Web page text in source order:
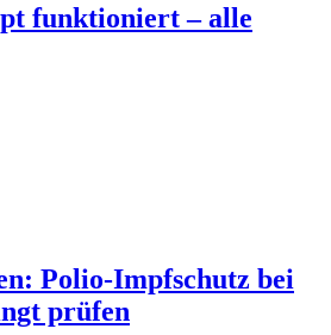
funktioniert – alle
Polio-Impfschutz bei
prüfen